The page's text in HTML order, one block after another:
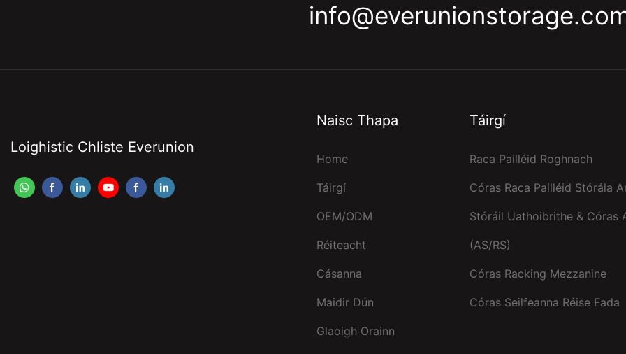
Loighistic Chliste Everunion
Naisc Thapa
Home
Táirgí
OEM/ODM
Réiteacht
Cásanna
Maidir Dún
Glaoigh Orainn
Táirgí
Raca Pailléid Roghnach
Córas Raca Pailléid Stórála
Stóráil Uathoibrithe & Córas
(AS/RS)
Córas Racking Mezzanine
Córas Seilfeanna Réise Fada